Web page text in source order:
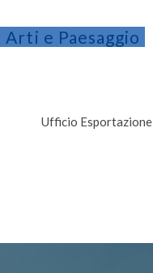
e Paesaggio
Ufficio Esportazione